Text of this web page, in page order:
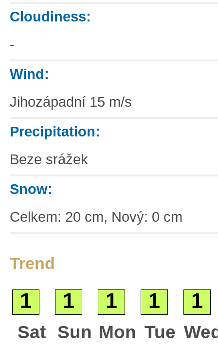
Cloudiness:
-
Wind:
Jihozápadní 15 m/s
Precipitation:
Beze srážek
Snow:
Celkem: 20 cm, Nový: 0 cm
Trend
1 1 1 1 1
Sat Sun Mon Tue